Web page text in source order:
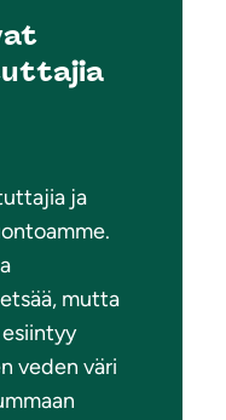
ja
mutta
veden väri